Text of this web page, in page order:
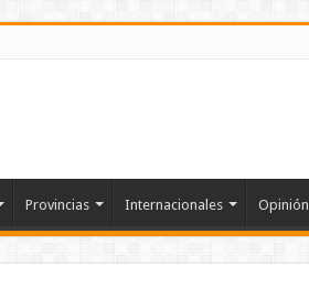
Provincias Internacionales Opinión